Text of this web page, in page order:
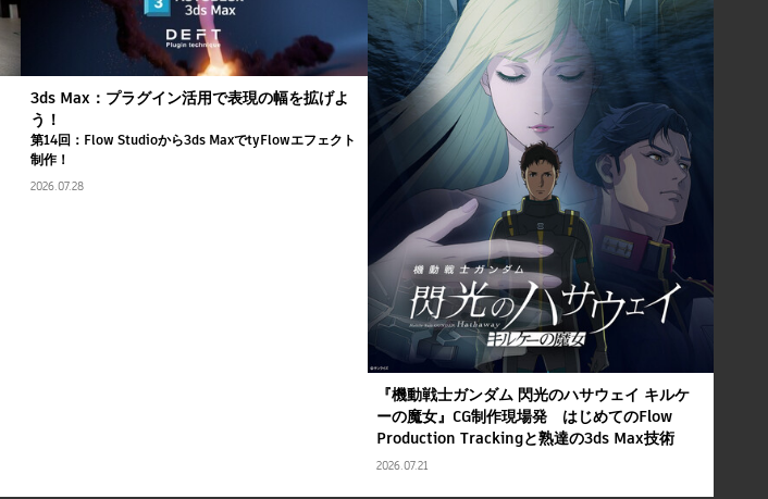
3ds Max：プラグイン活用で表現の幅を拡げよ
う！
第14回：Flow Studioから3ds MaxでtyFlowエフェクト
制作！
2026.07.28
『機動戦士ガンダム 閃光のハサウェイ キルケ
ーの魔女』CG制作現場発 はじめてのFlow
Production Trackingと熟達の3ds Max技術
2026.07.21